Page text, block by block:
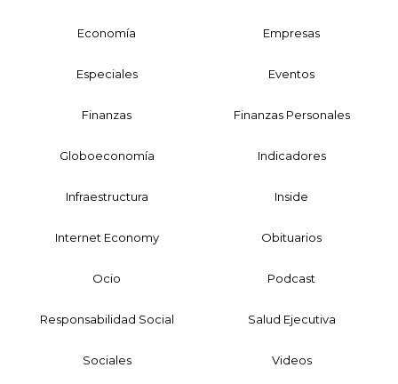
Economía Empresas
Especiales Eventos
Finanzas Finanzas Personales
Globoeconomía Indicadores
Infraestructura Inside
Internet Economy Obituarios
Ocio Podcast
Responsabilidad Social Salud Ejecutiva
Sociales Videos